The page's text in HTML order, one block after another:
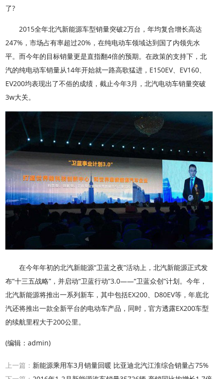
了?
2015全年北汽新能源车型销量突破2万台，年均复合增长高达
247%，市场占有率超过20%，在纯电动车领域达到国了内领先水
平。而今年的目标销量更是直指翻4倍的预期。在政策的支持下，北
汽的纯电动车销量从14年开始就一路高歌猛进，E150EV、EV160、
EV200均表现出了不俗的成绩，截止今年3月，北汽电动车销量突破
3w大关。
在今年年初的北汽新能源“卫蓝之夜”活动上，北汽新能源正式发
布“十三五战略”，并启动“卫蓝行动”3.0——“卫蓝众创”计划。今年，
北汽新能源将推出一系列新车，其中包括EX200、D80EV等，年底北
汽还将推出一款全新平台的电动车产品，同时，官方透露EX200车型
的续航里程大于200公里。
(编辑：admin)
上一篇： 新能源乘用车3月销量回暖 比亚迪北汽江淮综合销量占75%